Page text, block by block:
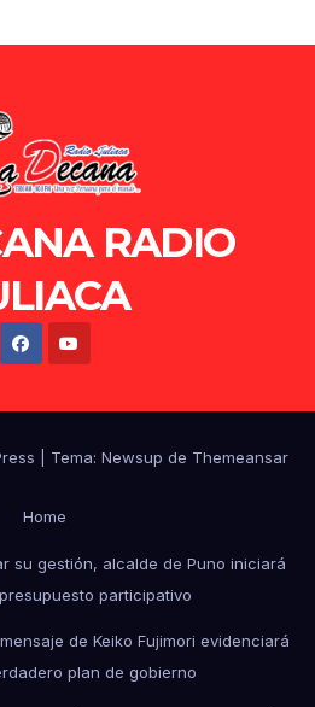
RADIO
Tema: Newsup de Themeansar
Home
su gestión, alcalde de Puno iniciará
participativo
de Keiko Fujimori evidenciará
plan de gobierno